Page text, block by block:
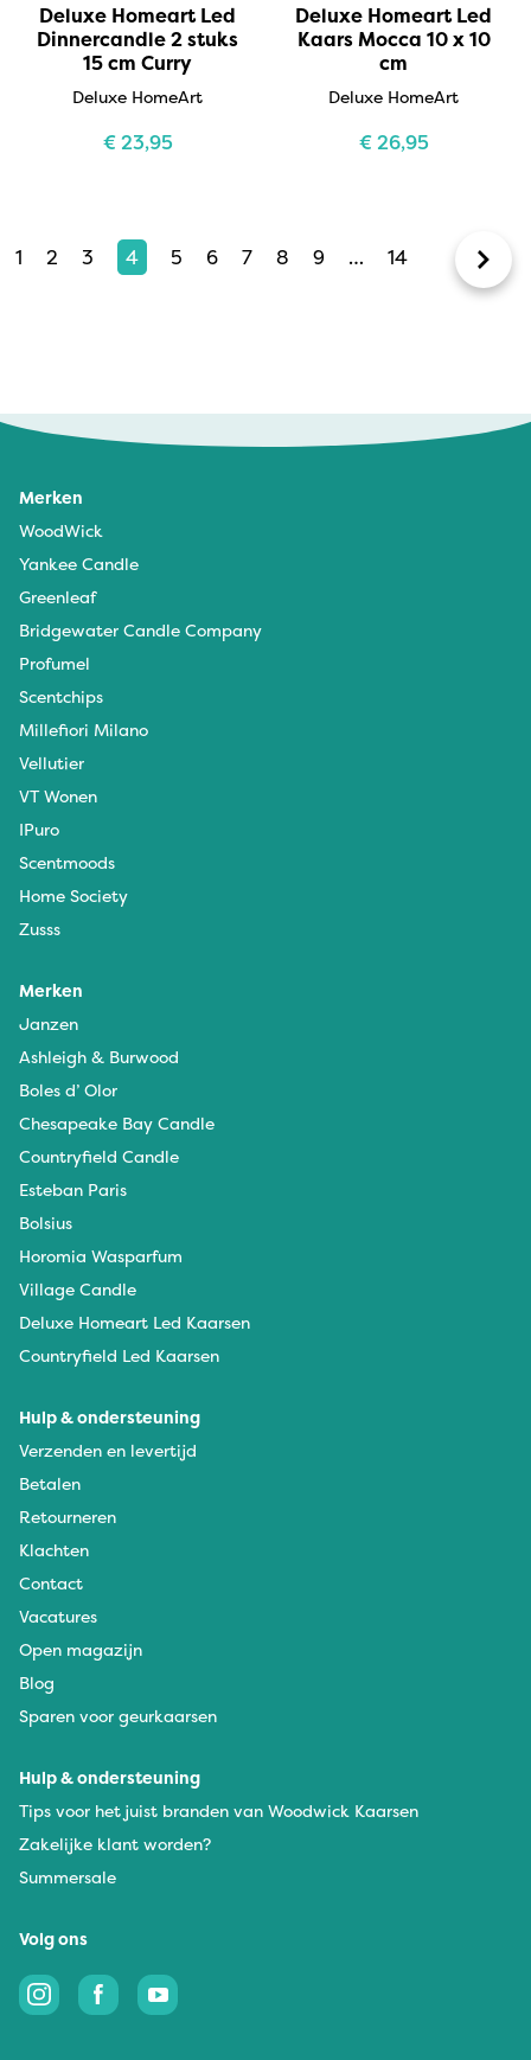
Deluxe Homeart Led
Dinnercandle 2 stuks
15 cm Curry
Deluxe HomeArt
€23,95
Deluxe Homeart Led
Kaars Mocca 10 x 10
cm
Deluxe HomeArt
€26,95
1 2 3 4 5 6 7 8 9 … 14
Merken
WoodWick
Yankee Candle
Greenleaf
Bridgewater Candle Company
Profumel
Scentchips
Millefiori Milano
Vellutier
VT Wonen
IPuro
Scentmoods
Home Society
Zusss
Merken
Janzen
Ashleigh & Burwood
Boles d’ Olor
Chesapeake Bay Candle
Countryfield Candle
Esteban Paris
Bolsius
Horomia Wasparfum
Village Candle
Deluxe Homeart Led Kaarsen
Countryfield Led Kaarsen
Hulp & ondersteuning
Verzenden en levertijd
Betalen
Retourneren
Klachten
Contact
Vacatures
Open magazijn
Blog
Sparen voor geurkaarsen
Hulp & ondersteuning
Tips voor het juist branden van Woodwick Kaarsen
Zakelijke klant worden?
Summersale
Volg ons